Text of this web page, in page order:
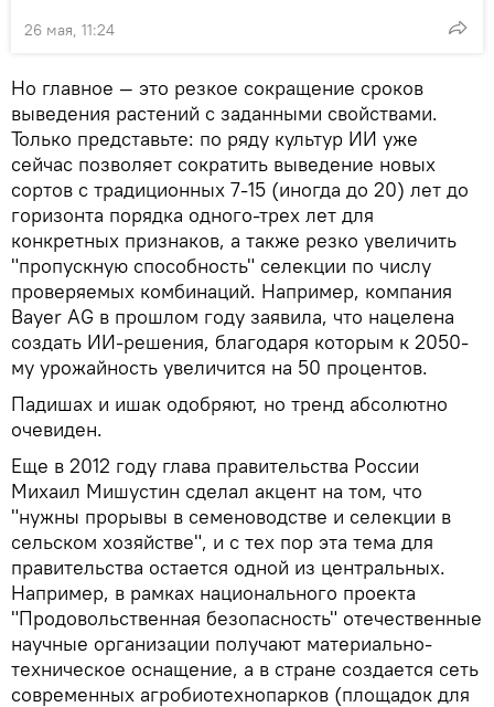
26 мая, 11:24
Но главное — это резкое сокращение сроков
выведения растений с заданными свойствами.
Только представьте: по ряду культур ИИ уже
сейчас позволяет сократить выведение новых
сортов с традиционных 7-15 (иногда до 20) лет до
горизонта порядка одного-трех лет для
конкретных признаков, а также резко увеличить
"пропускную способность" селекции по числу
проверяемых комбинаций. Например, компания
Bayer AG в прошлом году заявила, что нацелена
создать ИИ-решения, благодаря которым к 2050-
му урожайность увеличится на 50 процентов.
Падишах и ишак одобряют, но тренд абсолютно
очевиден.
Еще в 2012 году глава правительства России
Михаил Мишустин сделал акцент на том, что
"нужны прорывы в семеноводстве и селекции в
сельском хозяйстве", и с тех пор эта тема для
правительства остается одной из центральных.
Например, в рамках национального проекта
"Продовольственная безопасность" отечественные
научные организации получают материально-
техническое оснащение, а в стране создается сеть
современных агробиотехнопарков (площадок для